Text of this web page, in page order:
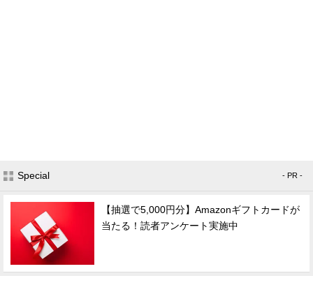
Special - PR -
【抽選で5,000円分】Amazonギフトカードが
当たる！読者アンケート実施中